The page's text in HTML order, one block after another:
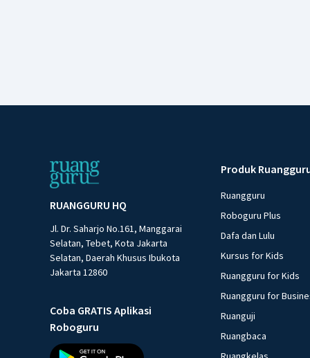
RUANGGURU HQ
Jl. Dr. Saharjo No.161, Manggarai
Selatan, Tebet, Kota Jakarta
Selatan, Daerah Khusus Ibukota
Jakarta 12860
Coba GRATIS Aplikasi
Roboguru
Produk
Ruangguru
Roboguru Plus
Dafa dan Lulu
Kursus for Kids
Ruangguru for Kids
Ruangguru for
Ruanguji
Ruangbaca